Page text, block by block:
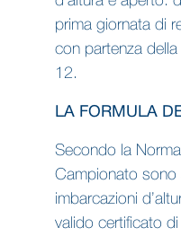
prima giornata di
con partenza
12.
LA FORMULA
Secondo la
Campionato sono
imbarcazioni
valido certificato